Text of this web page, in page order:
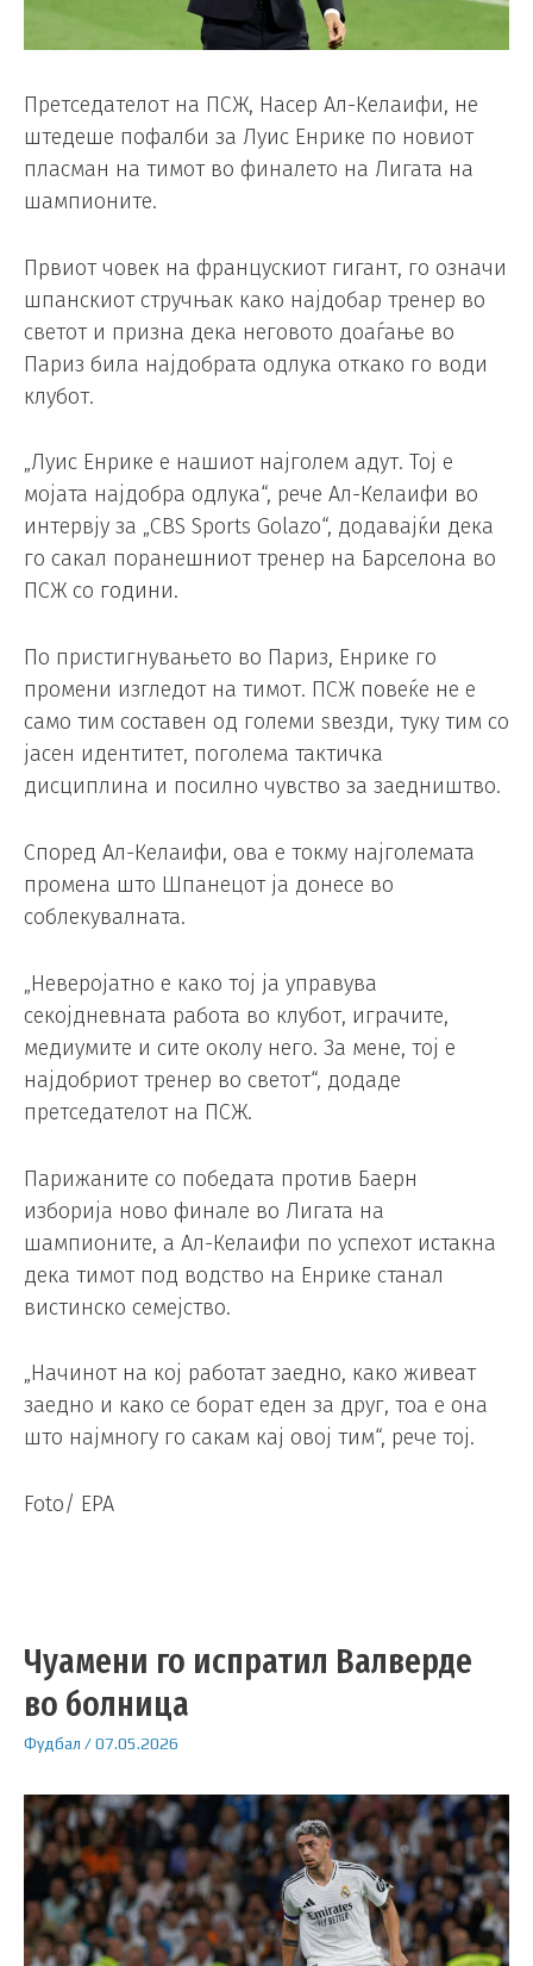
Претседателот на ПСЖ, Насер Ал-Келаифи, не
штедеше пофалби за Луис Енрике по новиот
пласман на тимот во финалето на Лигата на
шампионите.
Првиот човек на францускиот гигант, го означи
шпанскиот стручњак како најдобар тренер во
светот и призна дека неговото доаѓање во
Париз била најдобрата одлука откако го води
клубот.
„Луис Енрике е нашиот најголем адут. Тој е
мојата најдобра одлука“, рече Ал-Келаифи во
интервју за „CBS Sports Golazo“, додавајќи дека
го сакал поранешниот тренер на Барселона во
ПСЖ со години.
По пристигнувањето во Париз, Енрике го
промени изгледот на тимот. ПСЖ повеќе не е
само тим составен од големи ѕвезди, туку тим со
јасен идентитет, поголема тактичка
дисциплина и посилно чувство за заедништво.
Според Ал-Келаифи, ова е токму најголемата
промена што Шпанецот ја донесе во
соблекувалната.
„Неверојатно е како тој ја управува
секојдневната работа во клубот, играчите,
медиумите и сите околу него. За мене, тој е
најдобриот тренер во светот“, додаде
претседателот на ПСЖ.
Парижаните со победата против Баерн
изборија ново финале во Лигата на
шампионите, а Ал-Келаифи по успехот истакна
дека тимот под водство на Енрике станал
вистинско семејство.
„Начинот на кој работат заедно, како живеат
заедно и како се борат еден за друг, тоа е она
што најмногу го сакам кај овој тим“, рече тој.
Foto/ EPA
Чуамени го испратил Валверде
во болница
Фудбал /07.05.2026